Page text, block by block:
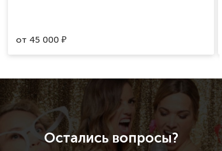
от 45 000 ₽
Остались вопросы?